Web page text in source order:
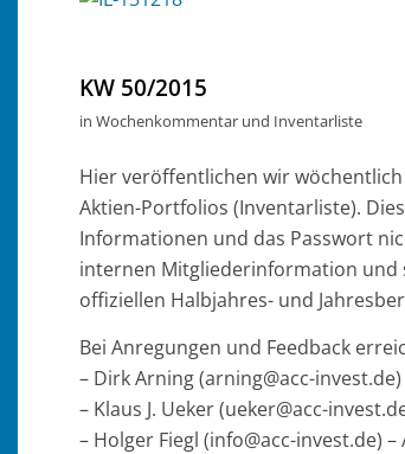
KW 50/2015
in Wochenkommentar und Inventarliste
Hier veröffentlichen wir
Aktien-Portfolios (Inventarliste).
Informationen und das Passwort
internen Mitgliederinformation und
offiziellen Halbjahres- und
Bei Anregungen und Feedback
– Dirk Arning (arning@acc-
– Klaus J. Ueker (ueker@acc-
– Holger Fiegl (info@acc-invest.de)